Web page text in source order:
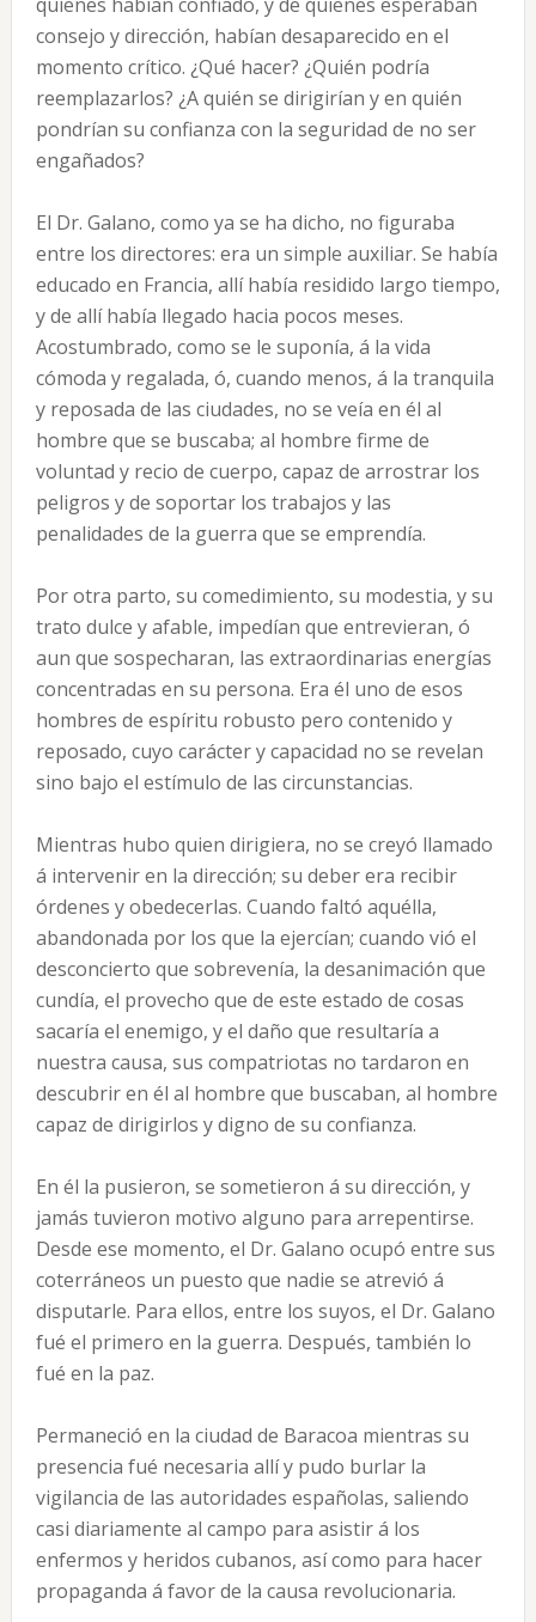
consejo y dirección, habían desaparecido en el
momento crítico. ¿Qué hacer? ¿Quién podría
reemplazarlos? ¿A quién se dirigirían y en quién
pondrían su confianza con la seguridad de no ser
engañados?
El Dr. Galano, como ya se ha dicho, no figuraba
entre los directores: era un simple auxiliar. Se había
educado en Francia, allí había residido largo tiempo,
y de allí había llegado hacia pocos meses.
Acostumbrado, como se le suponía, á la vida
cómoda y regalada, ó, cuando menos, á la tranquila
y reposada de las ciudades, no se veía en él al
hombre que se buscaba; al hombre firme de
voluntad y recio de cuerpo, capaz de arrostrar los
peligros y de soportar los trabajos y las
penalidades de la guerra que se emprendía.
Por otra parto, su comedimiento, su modestia, y su
trato dulce y afable, impedían que entrevieran, ó
aun que sospecharan, las extraordinarias energías
concentradas en su persona. Era él uno de esos
hombres de espíritu robusto pero contenido y
reposado, cuyo carácter y capacidad no se revelan
sino bajo el estímulo de las circunstancias.
Mientras hubo quien dirigiera, no se creyó llamado
á intervenir en la dirección; su deber era recibir
órdenes y obedecerlas. Cuando faltó aquélla,
abandonada por los que la ejercían; cuando vió el
desconcierto que sobrevenía, la desanimación que
cundía, el provecho que de este estado de cosas
sacaría el enemigo, y el daño que resultaría a
nuestra causa, sus compatriotas no tardaron en
descubrir en él al hombre que buscaban, al hombre
capaz de dirigirlos y digno de su confianza.
En él la pusieron, se sometieron á su dirección, y
jamás tuvieron motivo alguno para arrepentirse.
Desde ese momento, el Dr. Galano ocupó entre sus
coterráneos un puesto que nadie se atrevió á
disputarle. Para ellos, entre los suyos, el Dr. Galano
fué el primero en la guerra. Después, también lo
fué en la paz.
Permaneció en la ciudad de Baracoa mientras su
presencia fué necesaria allí y pudo burlar la
vigilancia de las autoridades españolas, saliendo
casi diariamente al campo para asistir á los
enfermos y heridos cubanos, así como para hacer
propaganda á favor de la causa revolucionaria.